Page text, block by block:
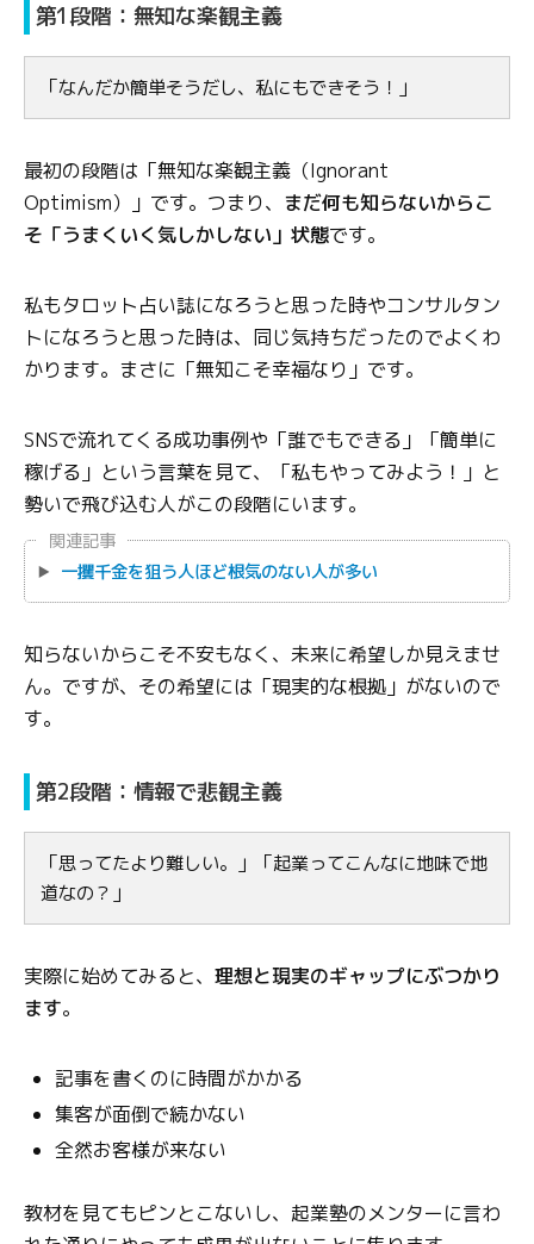
第1段階：無知な楽観主義
「なんだか簡単そうだし、私にもできそう！」
最初の段階は「無知な楽観主義（Ignorant
Optimism）」です。つまり、 まだ何も知らないからこ
そ「うまくいく気しかしない」状態です。
私もタロット占い誌になろうと思った時やコンサルタン
トになろうと思った時は、同じ気持ちだったのでよくわ
かります。まさに「無知こそ幸福なり」です。
SNSで流れてくる成功事例や「誰でもできる」「簡単に
稼げる」という言葉を見て、「私もやってみよう！」と
勢いで飛び込む人がこの段階にいます。
関連記事
一攫千金を狙う人ほど根気のない人が多い
知らないからこそ不安もなく、未来に希望しか見えませ
ん。ですが、その希望には「現実的な根拠」がないので
す。
第2段階：情報で悲観主義
「思ってたより難しい。」「起業ってこんなに地味で地
道なの？」
実際に始めてみると、 理想と現実のギャップにぶつかり
ます。
記事を書くのに時間がかかる
集客が面倒で続かない
全然お客様が来ない
教材を見てもピンとこないし、起業塾のメンターに言わ